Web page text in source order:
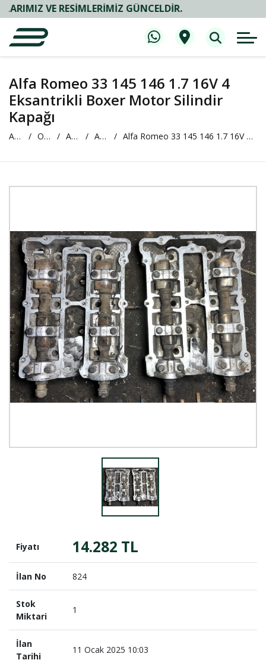
RESIMLERIMIZ GÜNCELDIR.
Alfa Romeo 33 145 146 1.7 16V 4
Eksantrikli Boxer Motor Silindir
Kapağı
Anasayfa Oto Çıkma ve Yedek Parça ALFA ROMEO ALFA ROMEO 145 Alfa Romeo 33 145 146 1.7 16V 4 Eksantrikli Boxer Motor Silindir Kapağı
Fiyatı 14.282 TL
İlan No 824
Stok
Miktari
1
İlan
Tarihi
11 Ocak 2025 10:03